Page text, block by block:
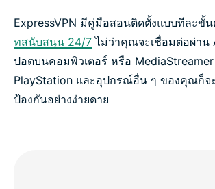
ExpressVPN มีคู่มือสอนติดตั้งแบบทีละขั้
ทสนับสนุน 24/7 ไม่ว่าคุณจะเชื่อมต่อผ่าน
ปอตบนคอมพิวเตอร์ หรือ MediaStreamer
PlayStation และอุปกรณ์อื่น ๆ ของคุณก็จ
ป้องกันอย่างง่ายดาย